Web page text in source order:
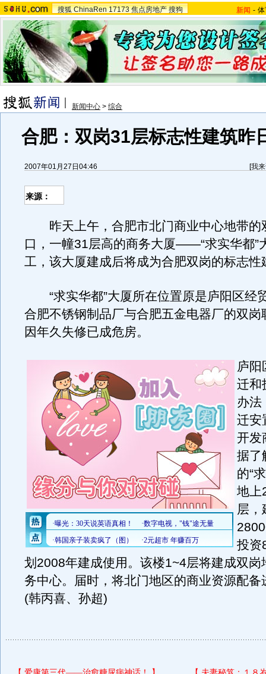
搜狐 ChinaRen 17173 焦点房地产 搜狗 新闻 -
新闻中心 > 综合
合肥：双岗31层标志性建筑昨
2007年01月27日04:46 [我
来源：
昨天上午，合肥市北门商业中心地带的
口，一幢31层高的商务大厦——“求实华都”
工，该大厦建成后将成为合肥双岗的标志性
“求实华都”大厦所在位置原是庐阳区经
合肥不锈钢制品厂与合肥五金电器厂的双岗
因年久失修已成危房。
庐阳
迁和
办法
迁安
开发
据了
的“
地上
层，
投资
划2008年建成使用。该楼1~4层将建成双岗
务中心。届时，将北门地区的商业资源配备
(韩丙喜、孙超)